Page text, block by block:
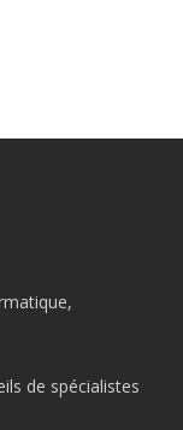
de spécialistes